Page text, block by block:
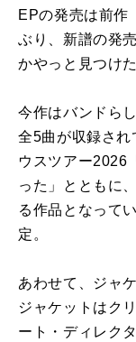
EPの発売は前作
ぶり、新譜の発
かやっと見つけ
今作はバンドら
全5曲が収録され
ウスツアー2026
った」とともに
る作品となって
定。
あわせて、ジャ
ジャケットはク
ート・ディレク